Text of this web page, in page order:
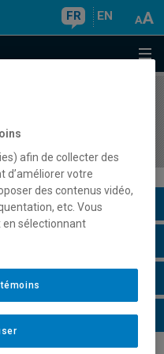
FR EN
en éducation
afin de collecter des
d’améliorer votre
des contenus vidéo,
etc. Vous
en sélectionnant